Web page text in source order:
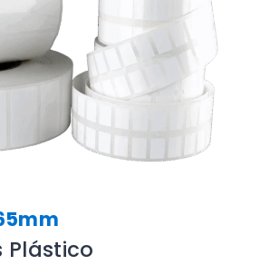
Plástico